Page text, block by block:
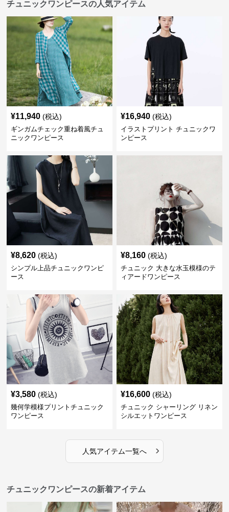
チュニックワンピースの人気アイテム
¥11,940 (税込)
ギンガムチェック重ね着風チュ
ニックワンピース
¥16,940 (税込)
イラストプリント チュニックワ
ンピース
¥8,620 (税込)
シンプル上品チュニックワンピ
ース
¥8,160 (税込)
チュニック 大きな水玉模様のテ
ィアードワンピース
¥3,580 (税込)
幾何学模様プリントチュニック
ワンピース
¥16,600 (税込)
チュニック シャーリング リネン
シルエットワンピース
人気アイテム一覧へ ›
チュニックワンピースの新着アイテム